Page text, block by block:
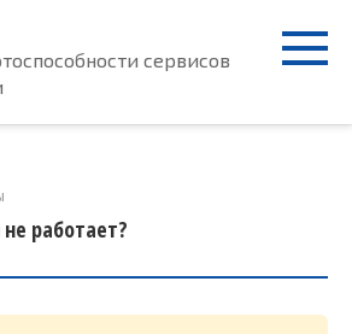
сервисов
работает?